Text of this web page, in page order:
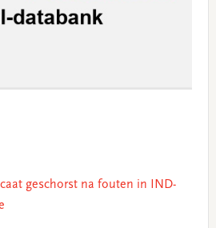
geschorst na fouten in IND-